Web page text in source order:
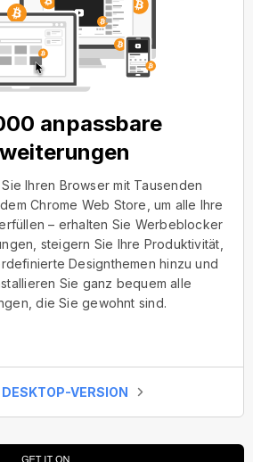
anpassbare
Ihren Browser mit Tausenden
Chrome Web Store, um alle Ihre
– erhalten Sie Werbeblocker
steigern Sie Ihre Produktivität,
Designthemen hinzu und
Sie ganz bequem alle
die Sie gewohnt sind.
DESKTOP-VERSION